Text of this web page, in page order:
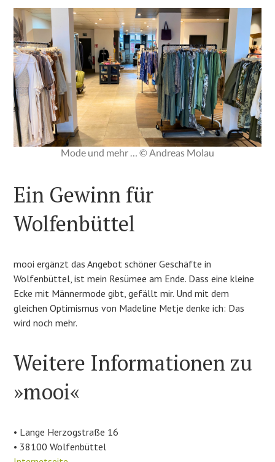
Mode und mehr … © Andreas Molau
Ein Gewinn für
Wolfenbüttel
mooi ergänzt das Angebot schöner Geschäfte in
Wolfenbüttel, ist mein Resümee am Ende. Dass eine kleine
Ecke mit Männermode gibt, gefällt mir. Und mit dem
gleichen Optimismus von Madeline Metje denke ich: Das
wird noch mehr.
Weitere Informationen zu
»mooi«
• Lange Herzogstraße 16
• 38100 Wolfenbüttel